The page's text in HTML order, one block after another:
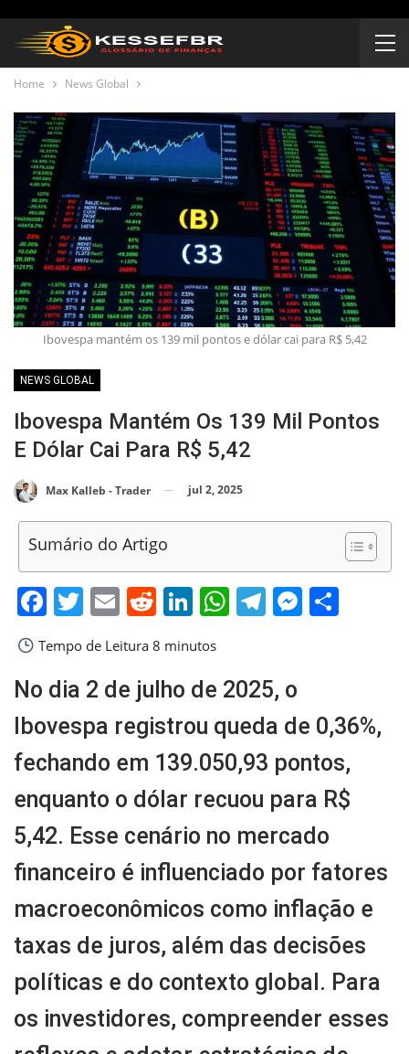
Home News Global
Ibovespa mantém os 139 mil pontos e dólar cai para R$ 5,42
NEWS GLOBAL
Ibovespa Mantém Os 139 Mil Pontos
E Dólar Cai Para R$ 5,42
Max Kalleb - Trader jul 2, 2025
Sumário do Artigo
Facebook
Twitter
EmailReddit
LinkedIn
WhatsApp
Telegram
Tempo de Leitura 8 minutos
No dia 2 de julho de 2025, o
Ibovespa registrou queda de 0,36%,
fechando em 139.050,93 pontos,
enquanto o dólar recuou para R$
5,42. Esse cenário no mercado
financeiro é influenciado por fatores
macroeconômicos como inflação e
taxas de juros, além das decisões
políticas e do contexto global. Para
os investidores, compreender esses